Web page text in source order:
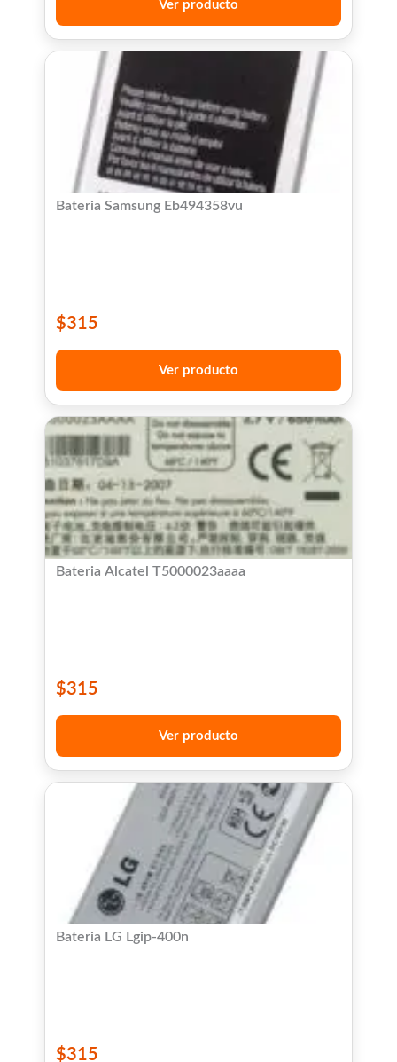
Ver producto
Bateria Samsung Eb494358vu
$315
Ver producto
Bateria Alcatel T5000023aaaa
$315
Ver producto
Bateria LG Lgip-400n
$315